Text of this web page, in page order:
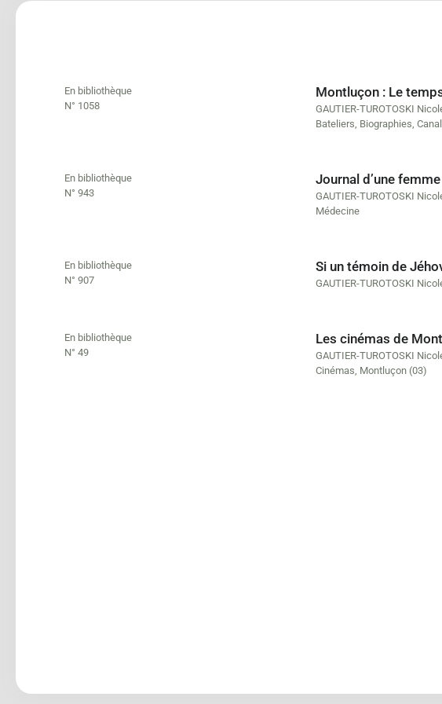
En bibliothèque
N° 1058
Montluçon : Le
GAUTIER-TUROTOSKI
Bateliers, Biographies,
En bibliothèque
N° 943
Journal d’une
GAUTIER-TUROTOSKI
Médecine
En bibliothèque
N° 907
Si un témoin de
GAUTIER-TUROTOSKI
En bibliothèque
N° 49
Les cinémas de
GAUTIER-TUROTOSKI
Cinémas, Montluçon (03)